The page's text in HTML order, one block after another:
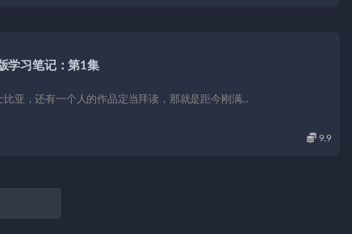
学习笔记：第1集
亚，还有一个人的作品定当拜读，那就是距今刚满...
9.9